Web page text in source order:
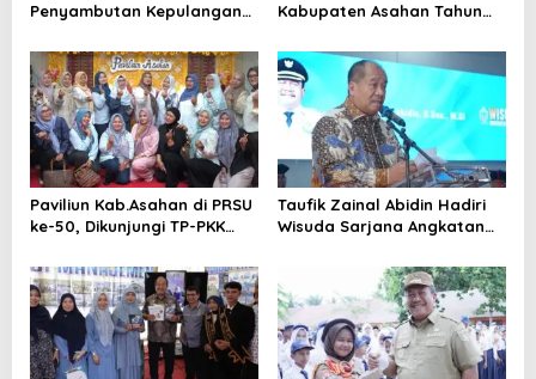
Penyambutan Kepulangan
Tahun 2026
Kabupaten Asahan Tahun
Paviliun Kab.Asahan di PRSU
ke-50, Dikunjungi TP-PKK
Taufik Zainal Abidin Hadiri
Wisuda Sarjana Angkatan